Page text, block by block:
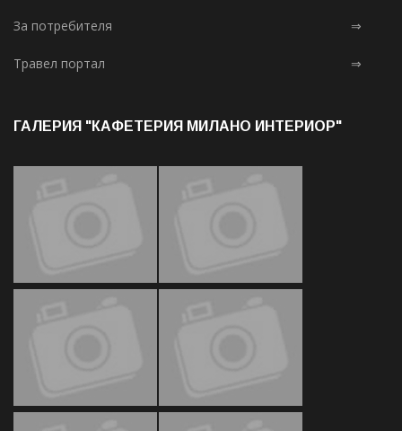
За потребителя ⇒
Травел портал ⇒
ГАЛЕРИЯ "КАФЕТЕРИЯ МИЛАНО ИНТЕРИОР"